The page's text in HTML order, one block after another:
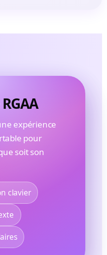
expérience
pour
soit son
clavier